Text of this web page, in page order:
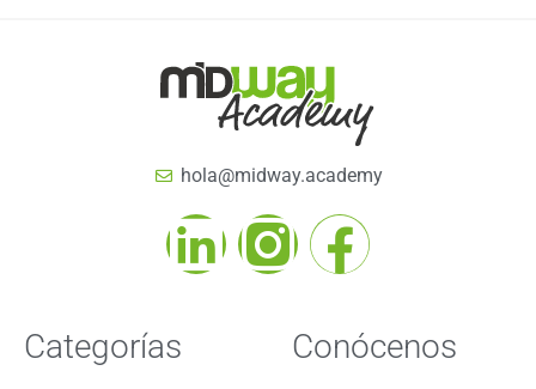
hola@midway.academy
Categorías Conócenos